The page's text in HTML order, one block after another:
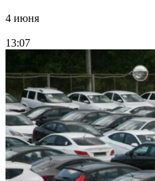
4 июня
13:07